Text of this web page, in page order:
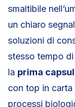
smaltibile
un chiaro
soluzioni di
stesso tempo
la prima
con top in
processi